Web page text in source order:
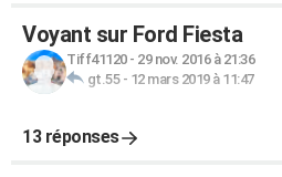
Voyant sur Ford Fiesta
Tiff41120- 29 nov. 2016 à 21:36
gt.55- 12 mars 2019 à 11:47
13 réponses